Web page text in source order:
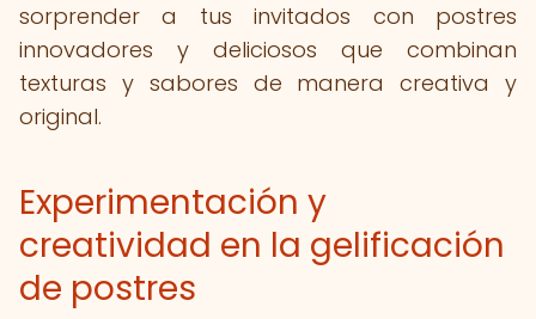
sorprender a tus invitados con postres
innovadores y deliciosos que combinan
texturas y sabores de manera creativa y
original.
Experimentación y
creatividad en la gelificación
de postres